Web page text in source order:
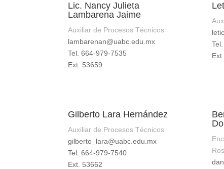
Lic. Nancy Julieta
Lambarena Jaime
Auxiliar de Procesos Técnicos
lambarenan@uabc.edu.mx
Tel. 664-979-7535
Ext. 53659
Gilberto Lara Hernández
Auxiliar de Procesos Técnicos
gilberto_lara@uabc.edu.mx
Tel. 664-979-7540
Ext. 53662